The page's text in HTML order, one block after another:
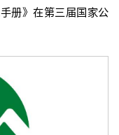
册》在第三届国家公